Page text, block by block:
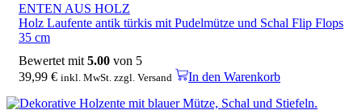
ENTEN AUS HOLZ
Holz Laufente antik türkis mit Pudelmütze und Schal Flip Flops
35 cm
Bewertet mit 5.00 von 5
39,99 € inkl. MwSt. zzgl. Versand In den Warenkorb